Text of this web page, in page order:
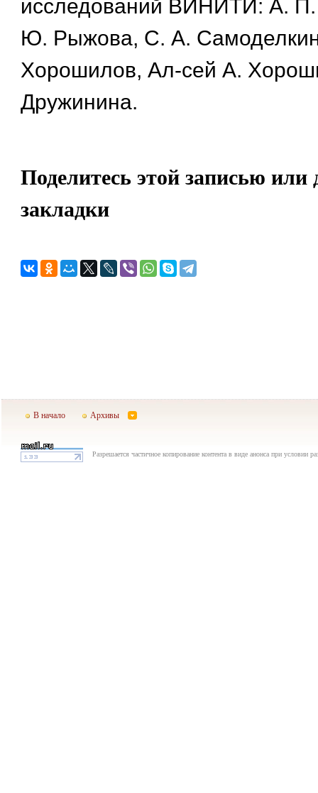
исследований ВИНИТИ: А.
Ю. Рыжова, С. А.
Хорошилов, Ал-сей А.
Дружинина.
Поделитесь этой записью или
закладки
В начало Архивы
Разрешается частичное копирование контента в виде анонса при условии